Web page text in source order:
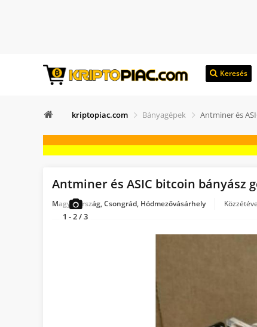
Keresés
kriptopiac.com Bányagépek Antminer és
Antminer és ASIC bitcoin bányász
Magyarország, Csongrád, Hódmezővásárhely Közzétéve
1 -2/3